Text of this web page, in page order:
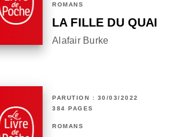
ROMANS
LA FILLE DU QUAI
Alafair Burke
PARUTION : 30/03/2022
384 PAGES
ROMANS